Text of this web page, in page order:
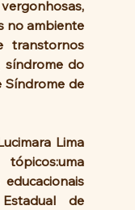
no ambiente
transtornos
síndrome do
Síndrome de
Lima
de